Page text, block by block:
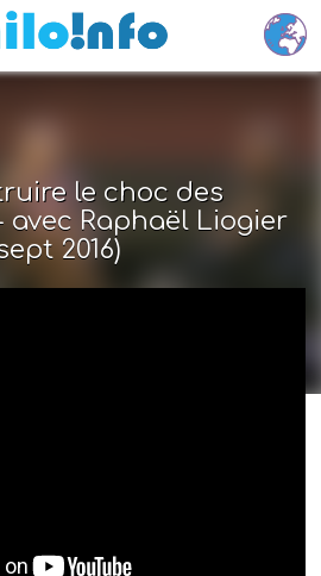
contenu principal
le choc des
avec Raphaël Liogier
2016)